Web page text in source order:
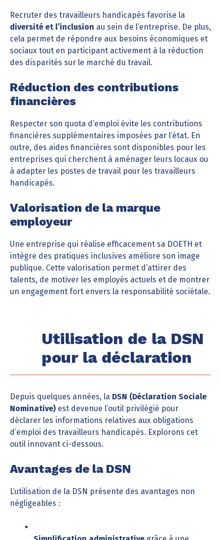
Recruter des travailleurs handicapés favorise la
diversité et l’inclusion au sein de l’entreprise. De plus,
cela permet de répondre aux besoins économiques et
sociaux tout en participant activement à la réduction
des disparités sur le marché du travail.
Réduction des contributions
financières
Respecter son quota d’emploi évite les contributions
financières supplémentaires imposées par l’état. En
outre, des aides financières sont disponibles pour les
entreprises qui cherchent à aménager leurs locaux ou
à adapter les postes de travail pour les travailleurs
handicapés.
Valorisation de la marque
employeur
Une entreprise qui réalise efficacement sa DOETH et
intègre des pratiques inclusives améliore son image
publique. Cette valorisation permet d’attirer des
talents, de motiver les employés actuels et de montrer
un engagement fort envers la responsabilité sociétale.
Utilisation de la DSN
pour la déclaration
Depuis quelques années, la DSN (Déclaration Sociale
Nominative) est devenue l’outil privilégié pour
déclarer les informations relatives aux obligations
d’emploi des travailleurs handicapés. Explorons cet
outil innovant ci-dessous.
Avantages de la DSN
L’utilisation de la DSN présente des avantages non
négligeables :